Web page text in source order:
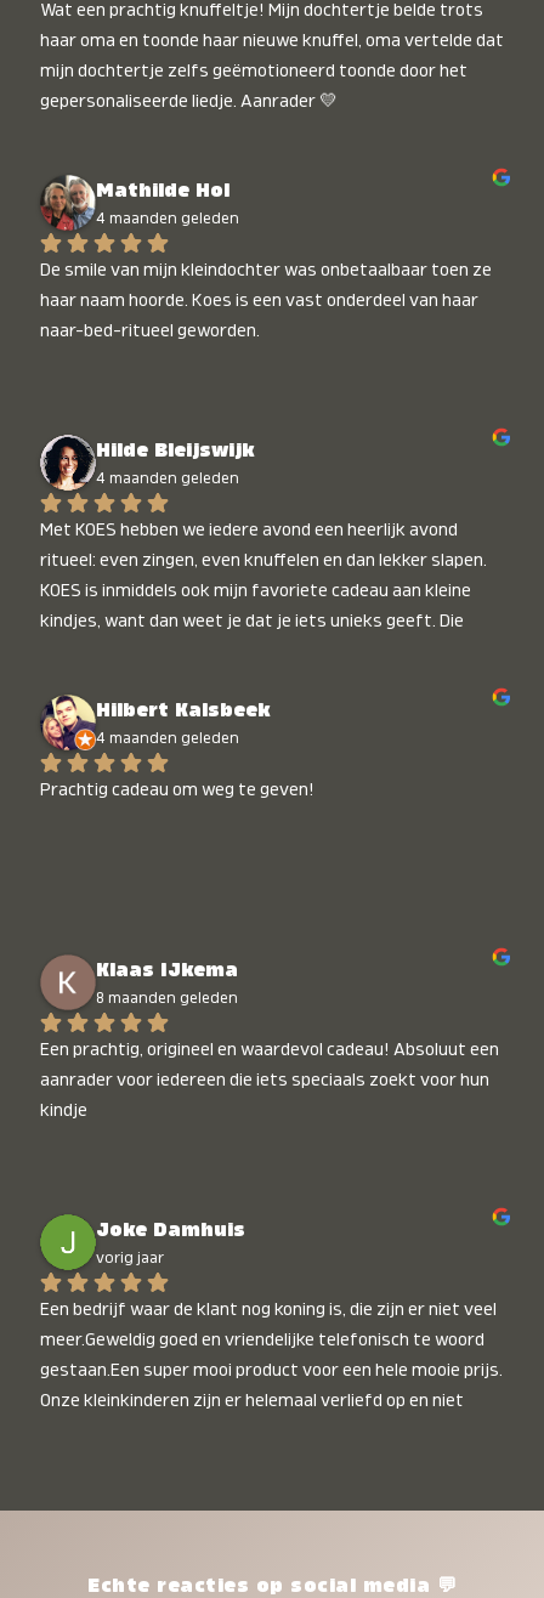
Wat een prachtig knuffeltje! Mijn dochtertje belde trots
haar oma en toonde haar nieuwe knuffel, oma vertelde dat
mijn dochtertje zelfs geëmotioneerd toonde door het
gepersonaliseerde liedje. Aanrader 💛
Mathilde Hol
4 maanden geleden
De smile van mijn kleindochter was onbetaalbaar toen ze
haar naam hoorde. Koes is een vast onderdeel van haar
naar-bed-ritueel geworden.
Hilde Bleijswijk
4 maanden geleden
Met KOES hebben we iedere avond een heerlijk avond
ritueel: even zingen, even knuffelen en dan lekker slapen.
KOES is inmiddels ook mijn favoriete cadeau aan kleine
kindjes, want dan weet je dat je iets unieks geeft. Die
Hilbert Kalsbeek
4 maanden geleden
Prachtig cadeau om weg te geven!
Klaas IJkema
8 maanden geleden
Een prachtig, origineel en waardevol cadeau! Absoluut een
aanrader voor iedereen die iets speciaals zoekt voor hun
kindje
Joke Damhuis
vorig jaar
Een bedrijf waar de klant nog koning is, die zijn er niet veel
meer.Geweldig goed en vriendelijke telefonisch te woord
gestaan.Een super mooi product voor een hele mooie prijs.
Onze kleinkinderen zijn er helemaal verliefd op en niet
het waard.Echte reacties op social media 💬